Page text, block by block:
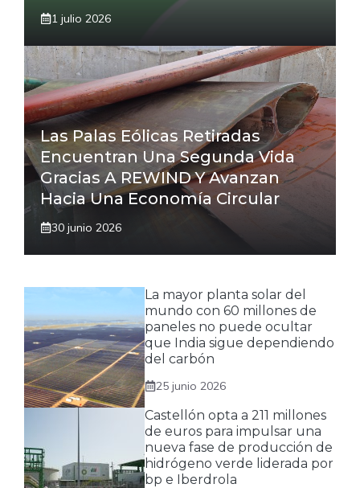
1 julio 2026
Las Palas Eólicas Retiradas
Encuentran Una Segunda Vida
Gracias A REWIND Y Avanzan
Hacia Una Economía Circular
30 junio 2026
La mayor planta solar del
mundo con 60 millones de
paneles no puede ocultar
que India sigue dependiendo
del carbón
25 junio 2026
Castellón opta a 211 millones
de euros para impulsar una
nueva fase de producción de
hidrógeno verde liderada por
bp e Iberdrola